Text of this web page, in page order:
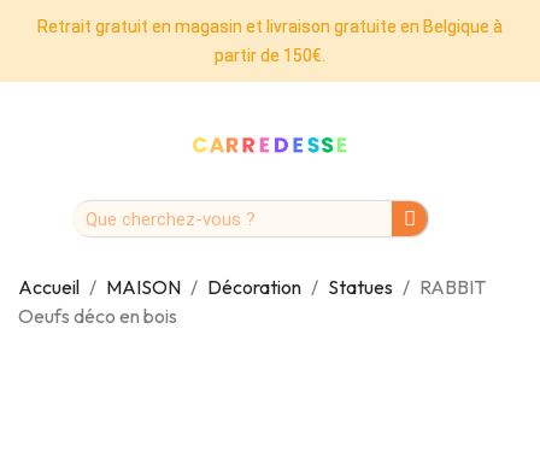
Retrait gratuit en magasin et livraison gratuite en Belgique à
partir de 150€.
Accueil MAISON Décoration Statues
RABBIT
Oeufs déco en bois